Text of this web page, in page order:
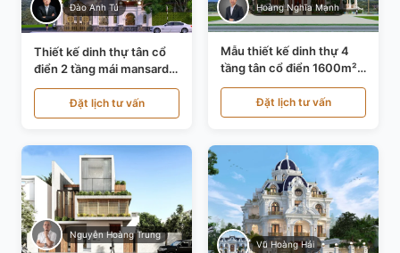
Đào Anh Tú
Thiết kế dinh thự tân cổ
điển 2 tầng mái mansard
tại Bắc Ninh KT20084
Đặt lịch tư vấn
Hoàng Nghĩa Mạnh
Mẫu thiết kế dinh thự 4
tầng tân cổ điển 1600m²
tại Thanh Hóa KT20071
Đặt lịch tư vấn
Nguyễn Hoàng Trung
Vũ Hoàng Hải